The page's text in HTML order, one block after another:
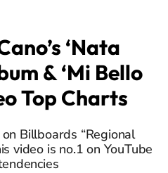
‘Nata
& ‘Mi Bello
Top Charts
Billboards “Regional
video is no.1 on YouTube